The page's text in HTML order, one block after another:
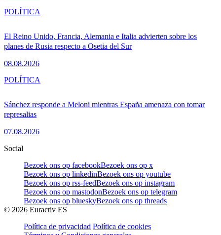
El Reino Unido, Francia, Alemania e Italia advierten sobre los
planes de Rusia respecto a Osetia del Sur
08.08.2026
POLÍTICA
Sánchez responde a Meloni mientras España amenaza con tomar
represalias
07.08.2026
POLÍTICA
Social
Bezoek ons op facebookBezoek ons op x
Bezoek ons op linkedinBezoek ons op youtube
Bezoek ons op rss-feedBezoek ons op instagram
Bezoek ons op mastodonBezoek ons op telegram
Bezoek ons op blueskyBezoek ons op threads
© 2026 Euractiv ES
Política de privacidad Política de cookies